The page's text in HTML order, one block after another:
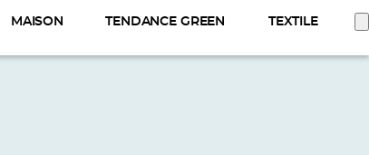
MAISON TENDANCE GREEN TEXTILE